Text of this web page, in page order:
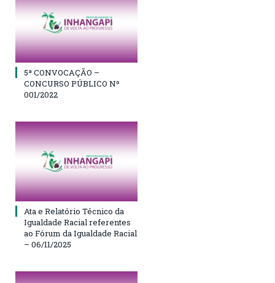
5ª CONVOCAÇÃO –
CONCURSO PÚBLICO Nº
001/2022
Ata e Relatório Técnico da
Igualdade Racial referentes
ao Fórum da Igualdade Racial
– 06/11/2025